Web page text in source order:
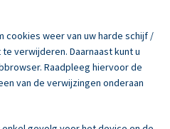
cookies weer van uw harde schijf /
verwijderen. Daarnaast kunt u
Raadpleeg hiervoor de
van de verwijzingen onderaan